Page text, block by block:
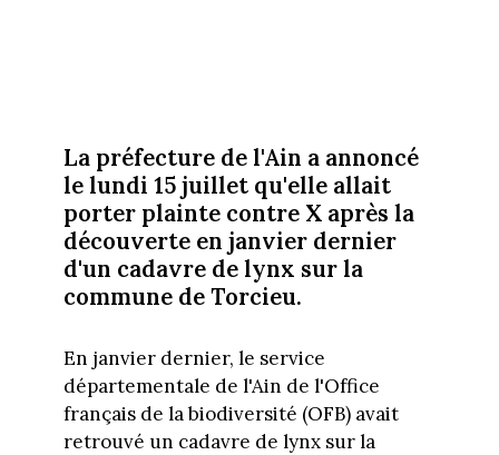
La préfecture de l'Ain a annoncé
le lundi 15 juillet qu'elle allait
porter plainte contre X après la
découverte en janvier dernier
d'un cadavre de lynx sur la
commune de Torcieu.
En janvier dernier, le service
départementale de l'Ain de l'Office
français de la biodiversité (OFB) avait
retrouvé un cadavre de lynx sur la